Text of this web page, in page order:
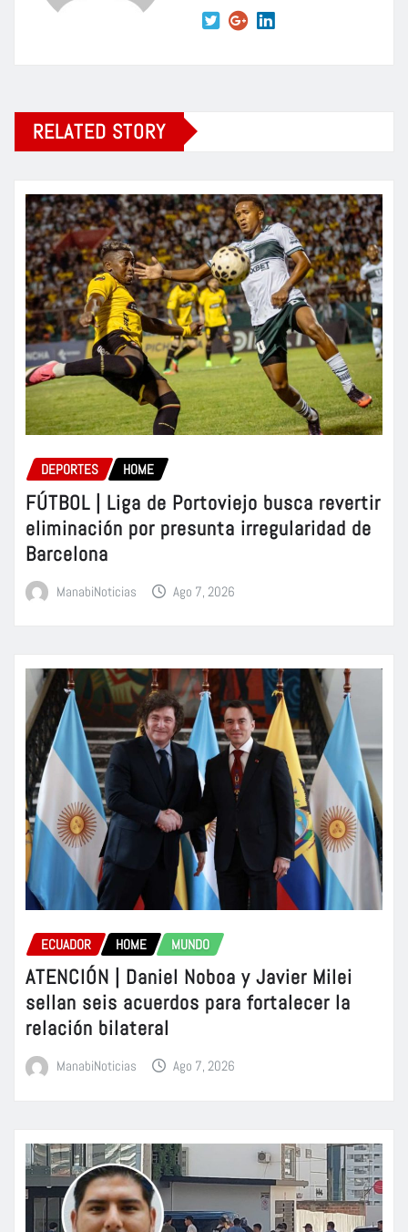
RELATED STORY
DEPORTES HOME
FÚTBOL | Liga de Portoviejo busca revertir
eliminación por presunta irregularidad de
Barcelona
ManabiNoticias Ago 7, 2026
ECUADOR HOME MUNDO
ATENCIÓN | Daniel Noboa y Javier Milei
sellan seis acuerdos para fortalecer la
relación bilateral
ManabiNoticias Ago 7, 2026